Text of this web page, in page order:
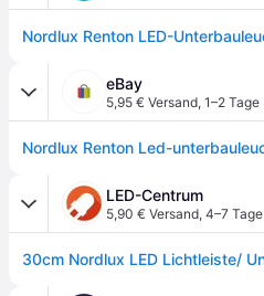
eBay
5,95 € Versand, 1–2 Tage
LED-Centrum
5,90 € Versand, 4–7 Tage